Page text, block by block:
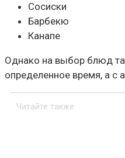
Сосиски
Барбекю
Канапе
Однако на выбор блюд
определенное время, а с
Читайте также